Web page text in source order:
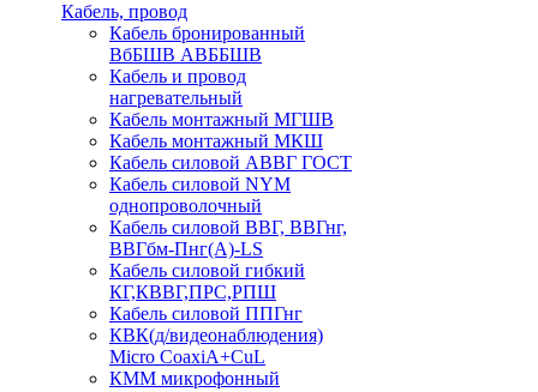
Кабель, провод
Кабель бронированный
ВбБШВ АВББШВ
Кабель и провод
нагревательный
Кабель монтажный МГШВ
Кабель монтажный МКШ
Кабель силовой АВВГ ГОСТ
Кабель силовой NYM
однопроволочный
Кабель силовой ВВГ, ВВГнг,
ВВГбм-Пнг(А)-LS
Кабель силовой гибкий
КГ,КВВГ,ПРС,РПШ
Кабель силовой ППГнг
КВК(д/видеонаблюдения)
Micro CoaxiA+CuL
КММ микрофонный